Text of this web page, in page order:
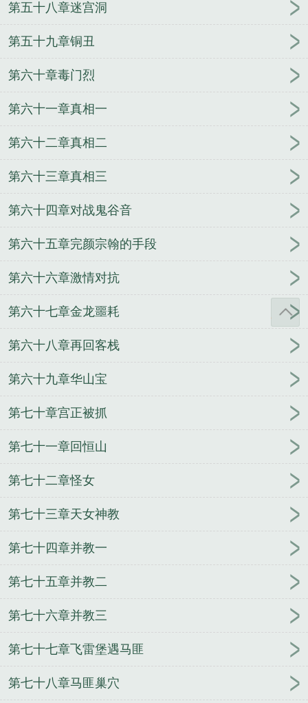
第五十八章迷宫洞
第五十九章铜丑
第六十章毒门烈
第六十一章真相一
第六十二章真相二
第六十三章真相三
第六十四章对战鬼谷音
第六十五章完颜宗翰的手段
第六十六章激情对抗
第六十七章金龙噩耗
第六十八章再回客栈
第六十九章华山宝
第七十章宫正被抓
第七十一章回恒山
第七十二章怪女
第七十三章天女神教
第七十四章并教一
第七十五章并教二
第七十六章并教三
第七十七章飞雷堡遇马匪
第七十八章马匪巢穴